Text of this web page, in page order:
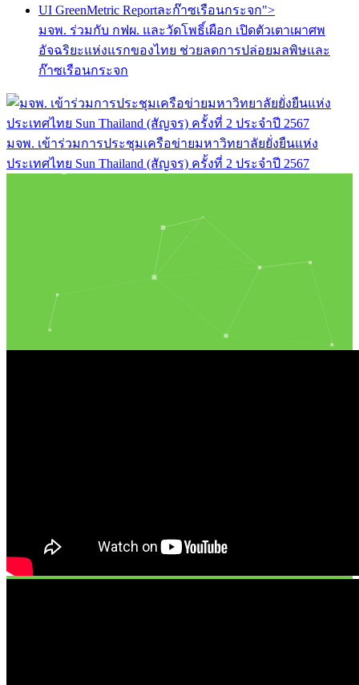
UI GreenMetric Reportละก๊าซเรือนกระจก">
มจพ. ร่วมกับ กฟผ. และวัดโพธิ์เผือก เปิดตัวเตาเผาศพ
อัจฉริยะแห่งแรกของไทย ช่วยลดการปล่อยมลพิษและ
ก๊าซเรือนกระจก
มจพ. เข้าร่วมการประชุมเครือข่ายมหาวิทยาลัยยั่งยืนแห่ง
ประเทศไทย Sun Thailand (สัญจร) ครั้งที่ 2 ประจำปี 2567